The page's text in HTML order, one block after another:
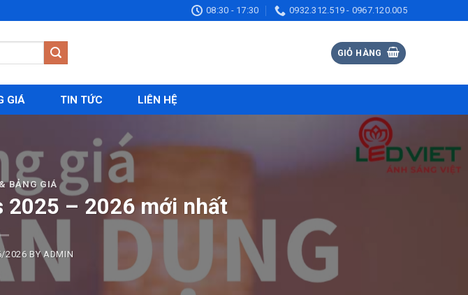
08:30 - 17:30 0932.312.519 - 0967.120.005
GIỎ HÀNG
GIÁ TIN TỨC LIÊN HỆ
BẢNG GIÁ
2025 – 2026 mới nhất
2026 BYADMIN